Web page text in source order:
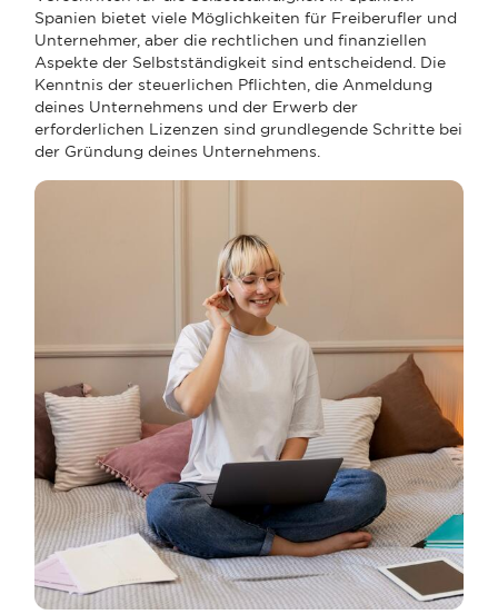
Spanien bietet viele Möglichkeiten für Freiberufler und
Unternehmer, aber die rechtlichen und finanziellen
Aspekte der Selbstständigkeit sind entscheidend. Die
Kenntnis der steuerlichen Pflichten, die Anmeldung
deines Unternehmens und der Erwerb der
erforderlichen Lizenzen sind grundlegende Schritte bei
der Gründung deines Unternehmens.